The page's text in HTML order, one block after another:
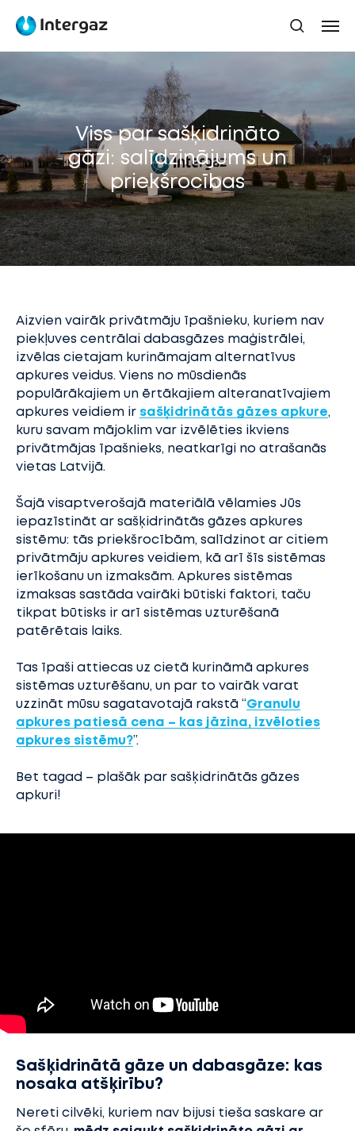
Viss par sašķidrināto
gāzi: salīdzinājums un
priekšrocības
Aizvien vairāk privātmāju īpašnieku, kuriem nav
piekļuves centrālai dabasgāzes maģistrālei,
izvēlas cietajam kurināmajam alternatīvus
apkures veidus. Viens no mūsdienās
populārākajiem un ērtākajiem alteranatīvajiem
apkures veidiem ir sašķidrinātās gāzes apkure,
kuru savam mājoklim var izvēlēties ikviens
privātmājas īpašnieks, neatkarīgi no atrašanās
vietas Latvijā.
Šajā visaptverošajā materiālā vēlamies Jūs
iepazīstināt ar sašķidrinātās gāzes apkures
sistēmu: tās priekšrocībām, salīdzinot ar citiem
privātmāju apkures veidiem, kā arī šīs sistēmas
ierīkošanu un izmaksām. Apkures sistēmas
izmaksas sastāda vairāki būtiski faktori, taču
tikpat būtisks ir arī sistēmas uzturēšanā
patērētais laiks.
Tas īpaši attiecas uz cietā kurināmā apkures
sistēmas uzturēšanu, un par to vairāk varat
uzzināt mūsu sagatavotajā rakstā “Granulu
apkures patiesā cena – kas jāzina, izvēloties
apkures sistēmu?”.
Bet tagad – plašāk par sašķidrinātās gāzes
apkuri!
Sašķidrinātā gāze un dabasgāze: kas
nosaka atšķirību?
Nereti cilvēki, kuriem nav bijusi tieša saskare ar